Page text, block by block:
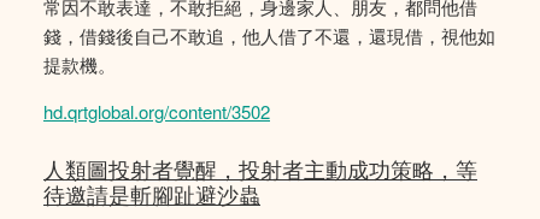
常因不敢表達，不敢拒絕，身邊家人、朋友，都問他借
錢，借錢後自己不敢追，他人借了不還，還現借，視他如
提款機。
hd.qrtglobal.org/content/3502
人類圖投射者覺醒，投射者主動成功策略，等
待邀請是斬腳趾避沙蟲